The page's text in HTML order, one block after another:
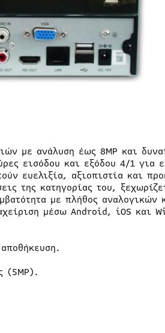
με ανάλυση έως 8MP και
εισόδου και εξόδου 4/1 για
ευελιξία, αξιοπιστία και
της κατηγορίας του,
με πλήθος αναλογικών
μέσω Android, iOS και
(5MP).